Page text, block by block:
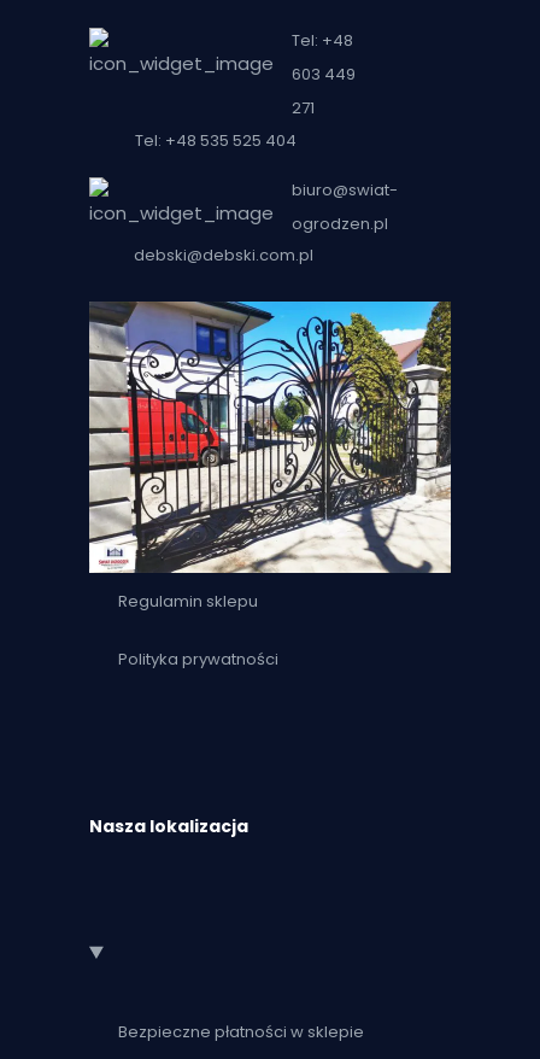
Tel: +48
603 449
271
Tel: +48 535 525 404
biuro@swiat-
ogrodzen.pl
debski@debski.com.pl
Regulamin sklepu
Polityka prywatności
Nasza lokalizacja
Bezpieczne płatności w sklepie